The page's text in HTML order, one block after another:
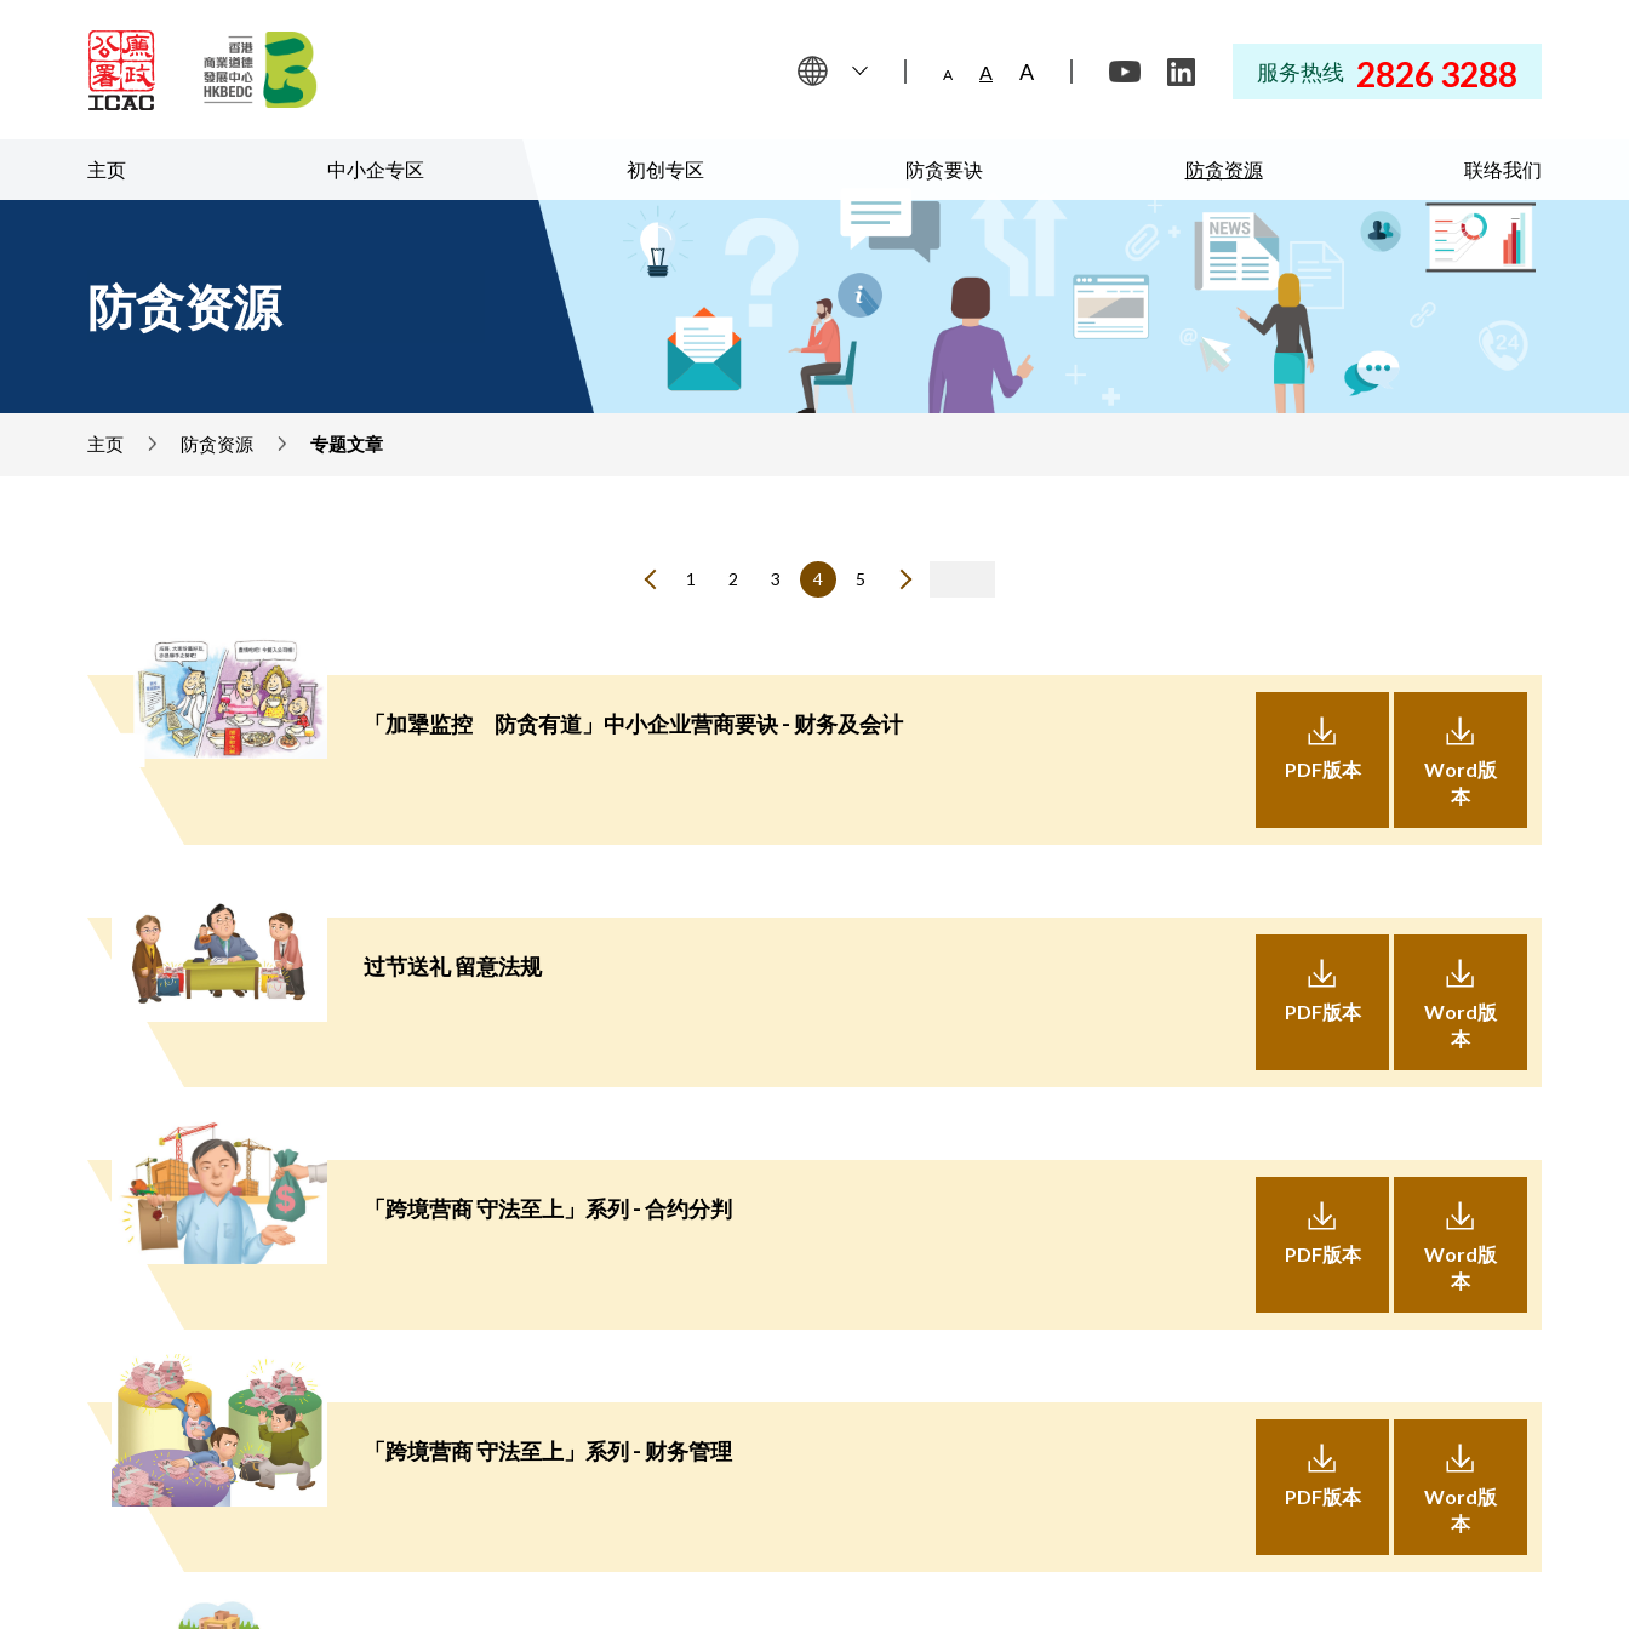
跳到内容（按回车键）
字
小
（
A
）
字
正
（
A
）
字
的
A
） 服务热线 2826 3288
主页 中小企专区 初创专区 防贪要诀 防贪资源 联络我们
防贪资源
主页 防贪资源 专题文章
1 2 3 4 5
「加犟监控 防贪有道」中小企业营商要诀 - 财务及会计
PDF版本
Word版
本
过节送礼 留意法规
PDF版本
Word版
本
「跨境营商 守法至上」系列 - 合约分判
PDF版本
Word版
本
「跨境营商 守法至上」系列 - 财务管理
PDF版本
Word版
本